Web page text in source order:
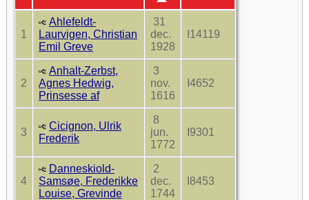
1
Ahlefeldt-
Laurvigen, Christian
Emil Greve
31
dec.
1928
I14119
2
Anhalt-Zerbst,
Agnes Hedwig,
Prinsesse af
3
nov.
1616
I4652
3
Cicignon, Ulrik
Frederik
8
jun.
1772
I9301
4
Danneskiold-
Samsøe, Frederikke
Louise, Grevinde
2
dec.
1744
I8453